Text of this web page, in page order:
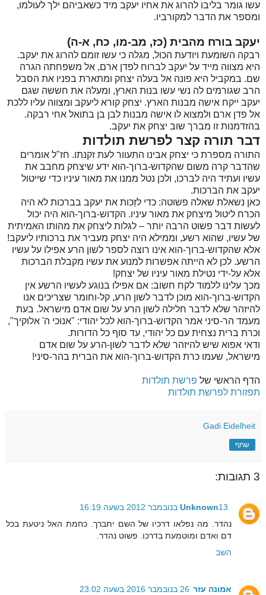
עשו גומר בליבו להרוג את אחיו יעקב מיד כשאביהם ילך לעולמו,
ומספר את הדבר למקורביו.
יעקב בורח מהבית (כז, מב-מו, כח, א-ה)
רבקה השומעת ויודעת הכול, מגלה כי עשו זומם להרוג את יעקב.
היא מצווה מייד על יעקב לברוח לפדן ארם, אל משפחתה הגרה
שם. במקביל היא פונה אל בעלה יצחק ומתארת בפניו את הסבל
הרב שגורמים לה נשי עשו בנות הארץ, ומעלה את חששה שגם
יעקב ייקח אישה מבנות הארץ. יצחק קורא ליעקב ומצווה עליו ללכת
אל פדן ארם ולמצוא לו אישה מבנות לבן בן בתואל אחי רבקה.
בהזדמנות זו מברך שוב יצחק את יעקב.
דבר תורה קצר לפרשת תולדות
התורה מספרת כי יצחק אבינו התעוור לעת זקנתו. חז"ל אומרים
שהדבר קרה משום שהקדוש-ברוך-הוא ידע שיצחק מחבב את
עשיו ועתיד היה לברכו, ולכן נטל ממנו את מאור עיניו כדי שייטול
יעקב את הברכות.
כאן נשאלת שאלה פשוטה: כדי לזַכות את יעקב בברכות לא היה
הכרח ליטול מיצחק את מאור עיניו. הקדוש-ברוך-הוא היה יכול
לעשות דבר פשוט הרבה יותר – לגלות ליצחק את מהותו האמיתית
של עשיו, שהוא רשע, וממילא היה יצחק מעביר את ברכותיו ליעקב!
אלא שהקדוש-ברוך-הוא אינו רוצה לספר לשון הרע אפילו על עשיו
הרשע. לכן לא הייתה אפשרות למנוע את עשיו מקבלת הברכות
אלא על-ידי נטילת מאור עיניו של יצחק!
מכך עלינו ללמוד לקח חשוב: אם אפילו בנוגע לעשיו הרשע אין
הקדוש-ברוך-הוא מוכן לדבר לשון הרע, קל-וחומר שצריכים אנו
להיזהר שלא לדבר חלילה לשון הרע על שום אדם מישראל. בעת
מעמד הר-סיני אמר הקדוש-ברוך-הוא לכל יהודי: "אנוכי ה' אלוקיך",
וכרת ברית נצחית עם כל יהודי, עד סוף כל הדורות.
ודאי אפוא שיש להיזהר שלא לדבר לשון-הרע על שום אדם
מישראל, שעמו כרת הקדוש-ברוך-הוא את הברית בהר-סיני!
הדף הראשי של פרשת תולדות
תפזורת לפרשת תולדות
Gadi Eidelheit
שתף
3 תגובות:
Unknown13 בנובמבר 2012 בשעה 16:19
נהדר. מה נפלאו דרכיו של השם יתברך. כחמת האל ניטעת בכל
דם ואדם ומוטמעת בדרכו. פשוט נהדר.
השב
אמונה עזר 26 בנובמבר 2016 בשעה 23:02